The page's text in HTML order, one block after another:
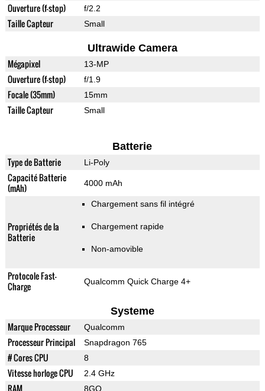
Ouverture (f-stop) f/2.2
Taille Capteur Small
Ultrawide Camera
Mégapixel 13-MP
Ouverture (f-stop) f/1.9
Focale (35mm) 15mm
Taille Capteur Small
Batterie
Type de Batterie Li-Poly
Capacité Batterie
(mAh)
4000 mAh
Propriétés de la
Batterie
Chargement sans fil intégré
Chargement rapide
Non-amovible
Protocole Fast-
Charge
Qualcomm Quick Charge 4+
Systeme
Marque Processeur Qualcomm
Processeur Principal Snapdragon 765
# Cores CPU 8
Vitesse horloge CPU 2.4 GHz
RAM 8GO